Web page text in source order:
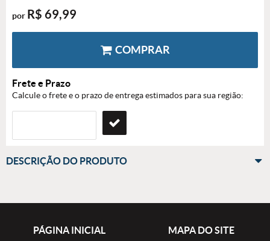
por R$ 69,99
COMPRAR
Frete e Prazo
Calcule o frete e o prazo de entrega estimados para sua região:
DESCRIÇÃO DO PRODUTO
PÁGINA INICIAL MAPA DO SITE